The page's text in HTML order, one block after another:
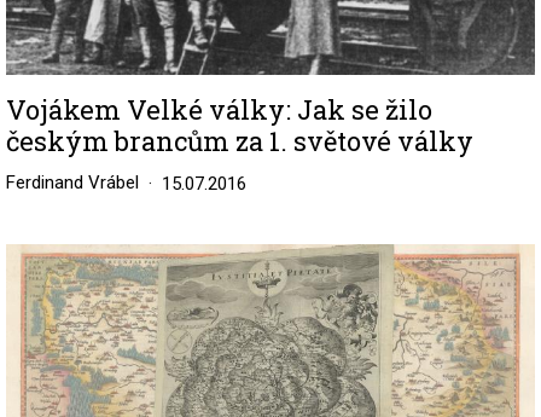
Vojákem Velké války: Jak se žilo
českým brancům za 1. světové války
Ferdinand Vrábel 15.07.2016
Image